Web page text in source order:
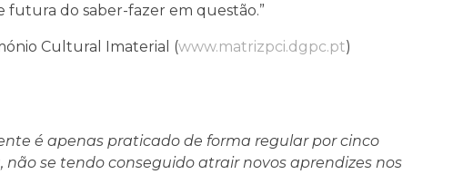
futura do saber-fazer em questão.”
Cultural Imaterial (www.matrizpci.dgpc.pt)
é apenas praticado de forma regular por cinco
se tendo conseguido atrair novos aprendizes nos